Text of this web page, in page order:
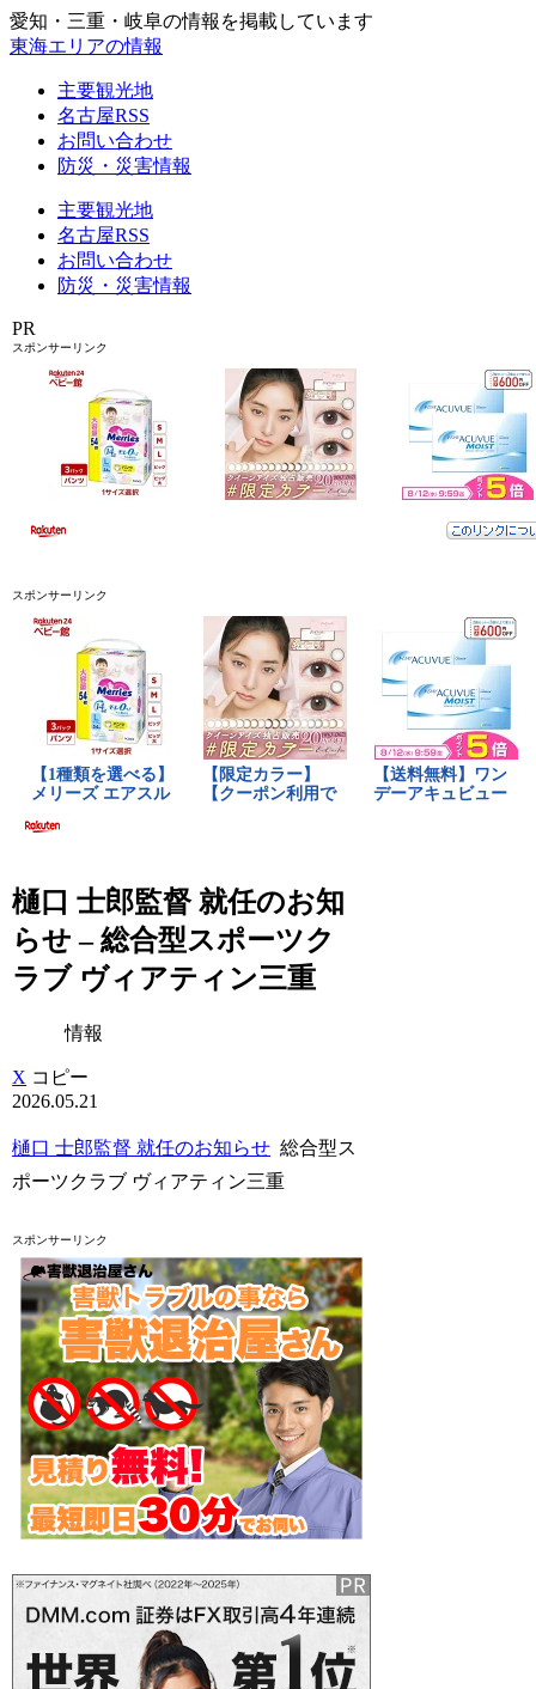
愛知・三重・岐阜の情報を掲載しています
東海エリアの情報
主要観光地
名古屋RSS
お問い合わせ
防災・災害情報
主要観光地
名古屋RSS
お問い合わせ
防災・災害情報
PR
スポンサーリンク
スポンサーリンク
樋口 士郎監督 就任のお知
らせ – 総合型スポーツク
ラブ ヴィアティン三重
情報
X コピー
2026.05.21
樋口 士郎監督 就任のお知らせ 総合型ス
ポーツクラブ ヴィアティン三重
スポンサーリンク